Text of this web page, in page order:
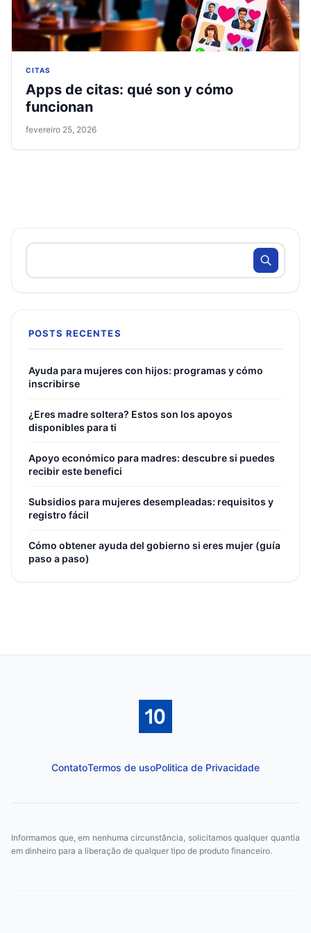
CITAS
Apps de citas: qué son y cómo
funcionan
fevereiro 25, 2026
POSTS RECENTES
Ayuda para mujeres con hijos: programas y cómo
inscribirse
¿Eres madre soltera? Estos son los apoyos
disponibles para ti
Apoyo económico para madres: descubre si puedes
recibir este benefici
Subsidios para mujeres desempleadas: requisitos y
registro fácil
Cómo obtener ayuda del gobierno si eres mujer (guía
paso a paso)
ContatoTermos de usoPolitica de Privacidade
Informamos que, em nenhuma circunstância, solicitamos qualquer quantia
em dinheiro para a liberação de qualquer tipo de produto financeiro.